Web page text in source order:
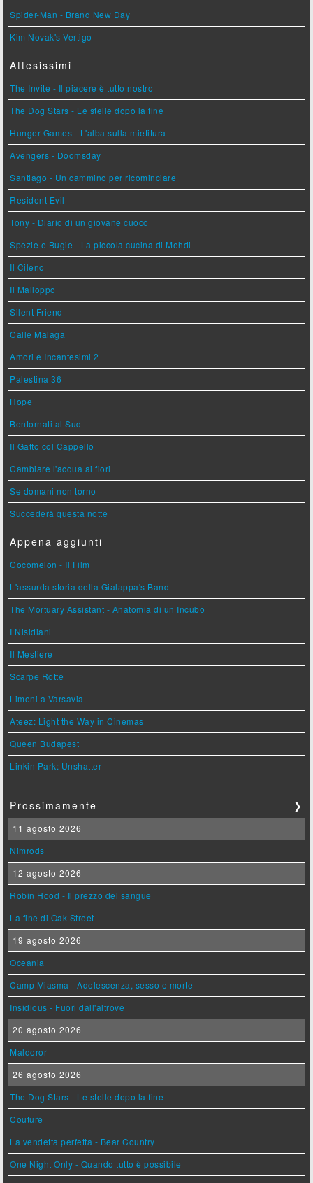
Spider-Man - Brand New Day
Kim Novak's Vertigo
Attesissimi
The Invite - Il piacere è tutto nostro
The Dog Stars - Le stelle dopo la fine
Hunger Games - L'alba sulla mietitura
Avengers - Doomsday
Santiago - Un cammino per ricominciare
Resident Evil
Tony - Diario di un giovane cuoco
Spezie e Bugie - La piccola cucina di Mehdi
Il Cileno
Il Malloppo
Silent Friend
Calle Malaga
Amori e Incantesimi 2
Palestina 36
Hope
Bentornati al Sud
Il Gatto col Cappello
Cambiare l'acqua ai fiori
Se domani non torno
Succederà questa notte
Appena aggiunti
Cocomelon - Il Film
L'assurda storia della Gialappa's Band
The Mortuary Assistant - Anatomia di un Incubo
I Nisidiani
Il Mestiere
Scarpe Rotte
Limoni a Varsavia
Ateez: Light the Way in Cinemas
Queen Budapest
Linkin Park: Unshatter
Prossimamente ❯
11 agosto 2026
Nimrods
12 agosto 2026
Robin Hood - Il prezzo del sangue
La fine di Oak Street
19 agosto 2026
Oceania
Camp Miasma - Adolescenza, sesso e morte
Insidious - Fuori dall'altrove
20 agosto 2026
Maldoror
26 agosto 2026
The Dog Stars - Le stelle dopo la fine
Couture
La vendetta perfetta - Bear Country
One Night Only - Quando tutto è possibile